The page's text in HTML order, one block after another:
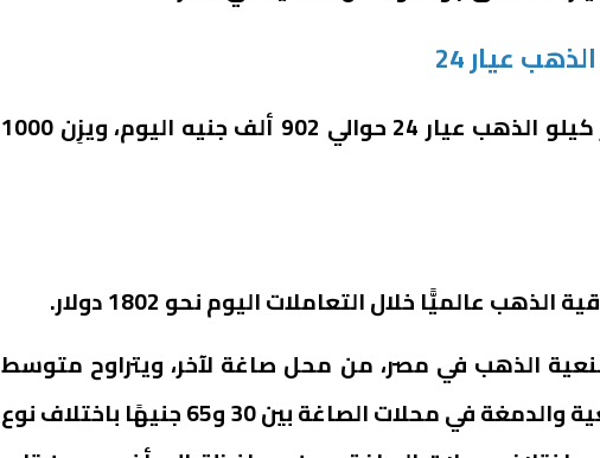
عيار 24
وسجل سعر كيلو الذهب عيار 24 حوالي 902 ألف جنيه اليوم، ويزِن 1000
عالميًّا خلال التعاملات اليوم نحو 1802 دولار.
الذهب في مصر، من محل صاغة لآخر، ويتراوح متوسط
سعر المصنعية والدمغة في محلات الصاغة بين 30 و65 جنيهًا باختلاف نوع